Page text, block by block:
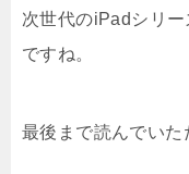
次世代のiPadシリ
ですね。
最後まで読んでいた